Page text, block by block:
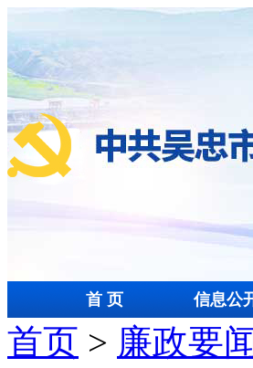
首 页 信息公
首页 > 廉政要